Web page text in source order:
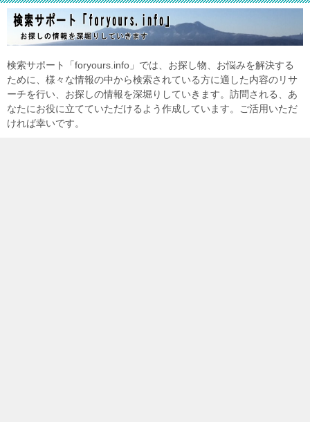
検索サポート「foryours.info」では、お探し物、お悩みを解決する
ために、様々な情報の中から検索されている方に適した内容のリサ
ーチを行い、お探しの情報を深堀りしていきます。訪問される、あ
なたにお役に立てていただけるよう作成しています。ご活用いただ
ければ幸いです。